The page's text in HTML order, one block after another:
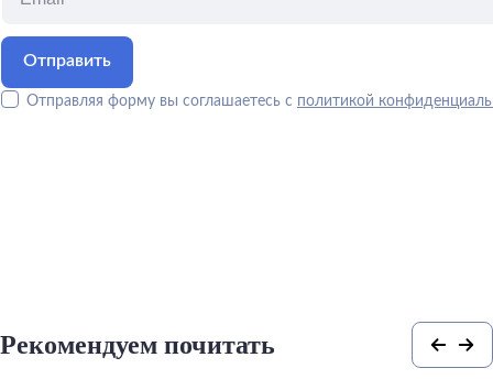
Отправляя форму вы соглашаетесь с политикой
Рекомендуем почитать